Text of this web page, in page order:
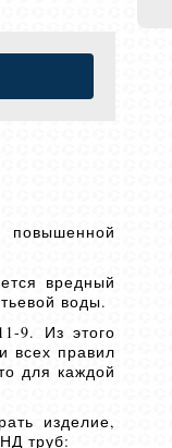
повышенной
вредный
воды.
9. Из этого
всех правил
для каждой
изделие,
труб: